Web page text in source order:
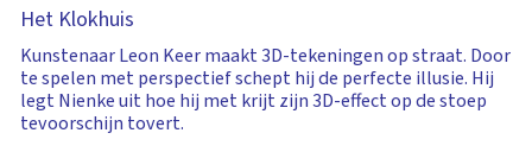
Het Klokhuis
Kunstenaar Leon Keer maakt 3D-tekeningen op straat. Door
te spelen met perspectief schept hij de perfecte illusie. Hij
legt Nienke uit hoe hij met krijt zijn 3D-effect op de stoep
tevoorschijn tovert.